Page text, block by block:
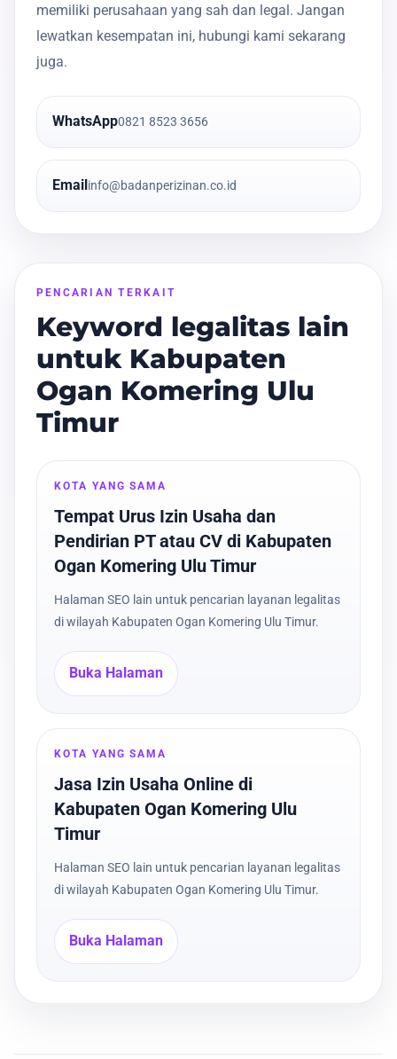
memiliki perusahaan yang sah dan legal. Jangan
lewatkan kesempatan ini, hubungi kami sekarang
juga.
WhatsApp0821 8523 3656
Email info@badanperizinan.co.id
PENCARIAN TERKAIT
Keyword legalitas lain
untuk Kabupaten
Ogan Komering Ulu
Timur
KOTA YANG SAMA
Tempat Urus Izin Usaha dan
Pendirian PT atau CV di Kabupaten
Ogan Komering Ulu Timur
Halaman SEO lain untuk pencarian layanan legalitas
di wilayah Kabupaten Ogan Komering Ulu Timur.
Buka Halaman
KOTA YANG SAMA
Jasa Izin Usaha Online di
Kabupaten Ogan Komering Ulu
Timur
Halaman SEO lain untuk pencarian layanan legalitas
di wilayah Kabupaten Ogan Komering Ulu Timur.
Buka Halaman